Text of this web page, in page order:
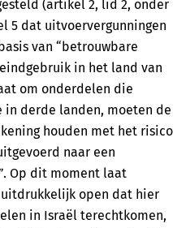
(artikel 2, lid 2, onder
5 dat uitvoervergunningen
van “betrouwbare
in het land van
om onderdelen die
derde landen, moeten de
houden met het risico
naar een
Op dit moment laat
open dat hier
in Israël terechtkomen,